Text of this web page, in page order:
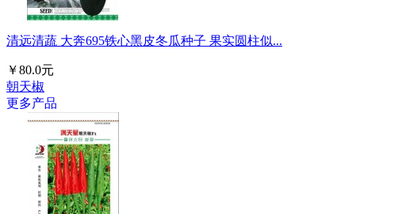
清远清蔬 大奔695铁心黑皮冬瓜种子 果实圆柱似...
￥80.0元
朝天椒
更多产品